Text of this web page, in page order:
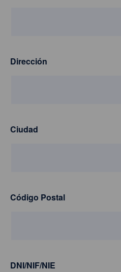
Dirección
Ciudad
Código Postal
DNI/NIF/NIE